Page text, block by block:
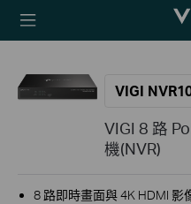
TP-Link,
VIGI
VIGI 8 路
機(NVR)
8 路即時畫面與 4K HDMI 影